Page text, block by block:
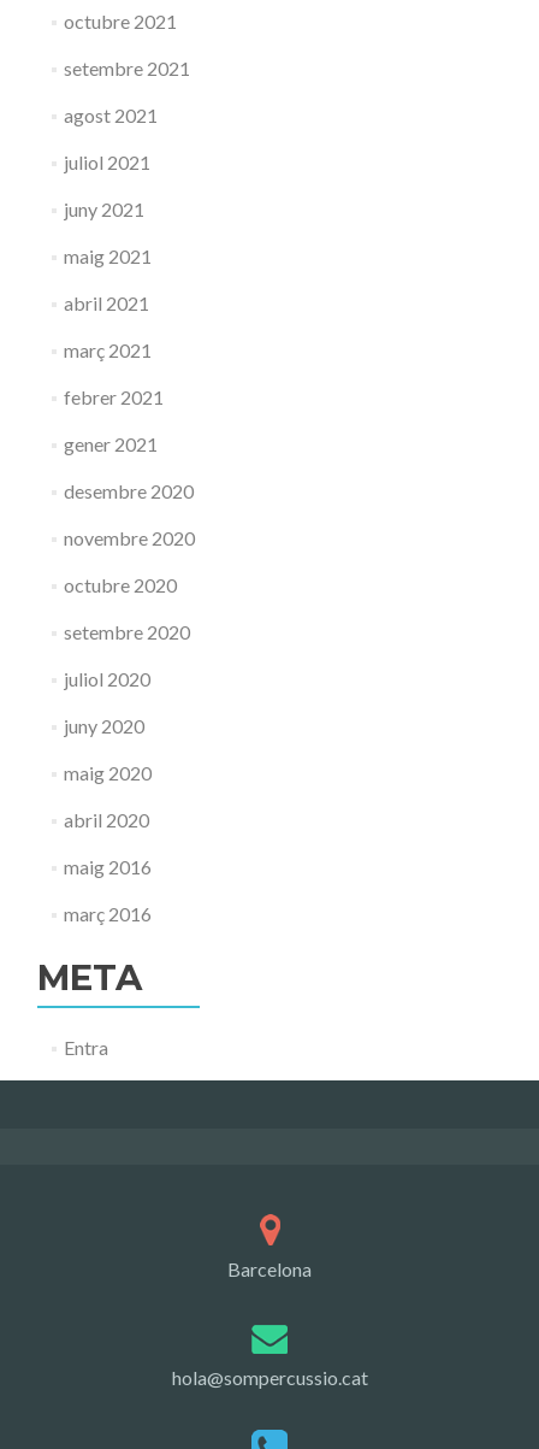
octubre 2021
setembre 2021
agost 2021
juliol 2021
juny 2021
maig 2021
abril 2021
març 2021
febrer 2021
gener 2021
desembre 2020
novembre 2020
octubre 2020
setembre 2020
juliol 2020
juny 2020
maig 2020
abril 2020
maig 2016
març 2016
META
Entra
Barcelona
hola@sompercussio.cat